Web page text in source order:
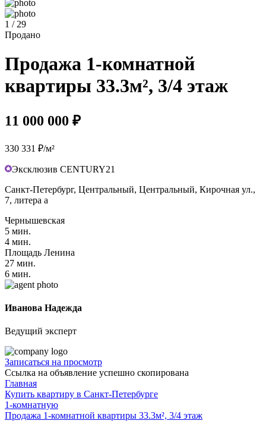
1 / 29
Продано
Продажа 1-комнатной
квартиры 33.3м², 3/4 этаж
11 000 000 ₽
330 331 ₽/м²
Эксклюзив CENTURY21
Санкт-Петербург, Центральный, Центральный, Кирочная ул.,
7, литера а
Чернышевская
5 мин.
4 мин.
Площадь Ленина
27 мин.
6 мин.
Иванова Надежда
Ведущий эксперт
Записаться на просмотр
Ссылка на объявление успешно скопирована
Главная
Купить квартиру в Санкт-Петербурге
1-комнатную
Продажа 1-комнатной квартиры 33.3м², 3/4 этаж